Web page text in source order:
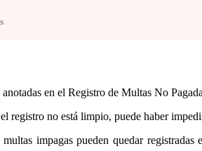
en el Registro de Multas No
registro no está limpio, puede haber
impagas pueden quedar